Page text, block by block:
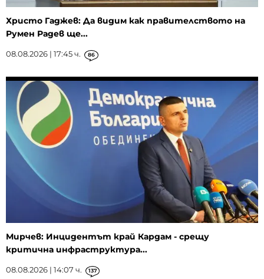
Христо Гаджев: Да видим как правителството на
Румен Радев ще...
08.08.2026 | 17:45 ч. 86
Мирчев: Инцидентът край Кардам - срещу
критична инфраструктура...
08.08.2026 | 14:07 ч. 137